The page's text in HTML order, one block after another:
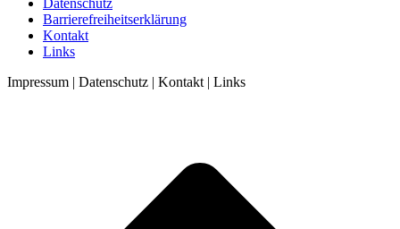
Barrierefreiheitserklärung
Kontakt
Links
Impressum | Datenschutz | Kontakt | Links